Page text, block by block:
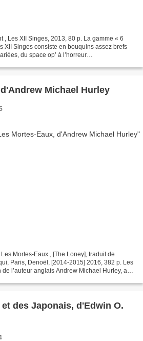
, Les XII Singes, 2013, 80 p. La gamme « 6
XII Singes consiste en bouquins assez brefs
du space op’ à l’horreur
Michael Hurley
Mortes-Eaux , [The Loney], traduit de
Paris, Denoël, [2014-2015] 2016, 382 p. Les
l’auteur anglais Andrew Michael Hurley, a
des Japonais, d'Edwin O.